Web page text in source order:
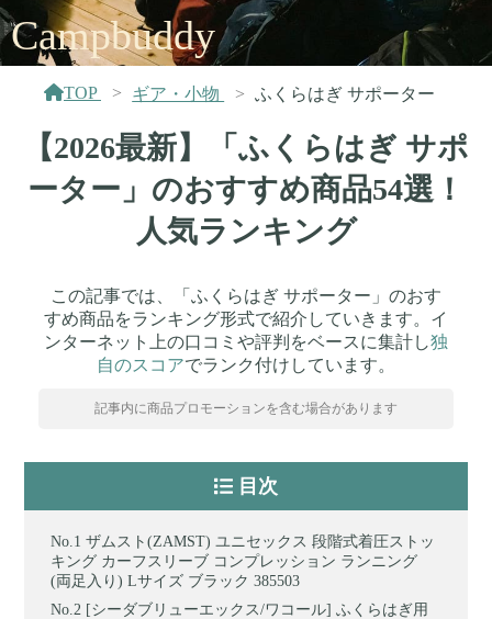
Campbuddy
TOP ギア・小物 ふくらはぎ サポーター
【2026最新】「ふくらはぎ サポ
ーター」のおすすめ商品54選！
人気ランキング
この記事では、「ふくらはぎ サポーター」のおす
すめ商品をランキング形式で紹介していきます。イ
ンターネット上の口コミや評判をベースに集計し独
自のスコアでランク付けしています。
記事内に商品プロモーションを含む場合があります
目次
ザムスト(ZAMST) ユニセックス 段階式着圧ストッ
キング カーフスリーブ コンプレッション ランニング
(両足入り) Lサイズ ブラック 385503
[シーダブリューエックス/ワコール] ふくらはぎ用